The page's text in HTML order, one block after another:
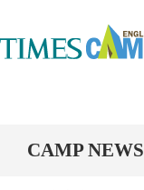
CAMP NEWS